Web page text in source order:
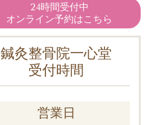
24時間受付中
オンライン予約はこちら
鍼灸整骨院一心堂
受付時間
営業日